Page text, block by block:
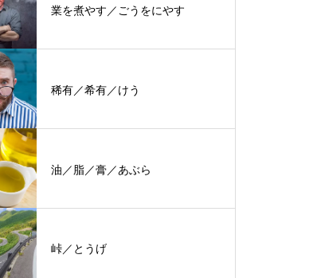
業を煮やす／ごうをにやす
稀有／希有／けう
油／脂／膏／あぶら
峠／とうげ